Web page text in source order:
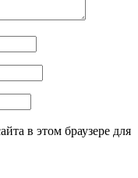
в этом браузере для